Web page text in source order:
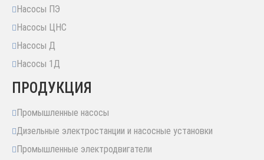
Насосы ПЭ
Насосы ЦНС
Насосы Д
Насосы 1Д
ПРОДУКЦИЯ
Промышленные насосы
Дизельные электростанции и насосные установки
Промышленные электродвигатели